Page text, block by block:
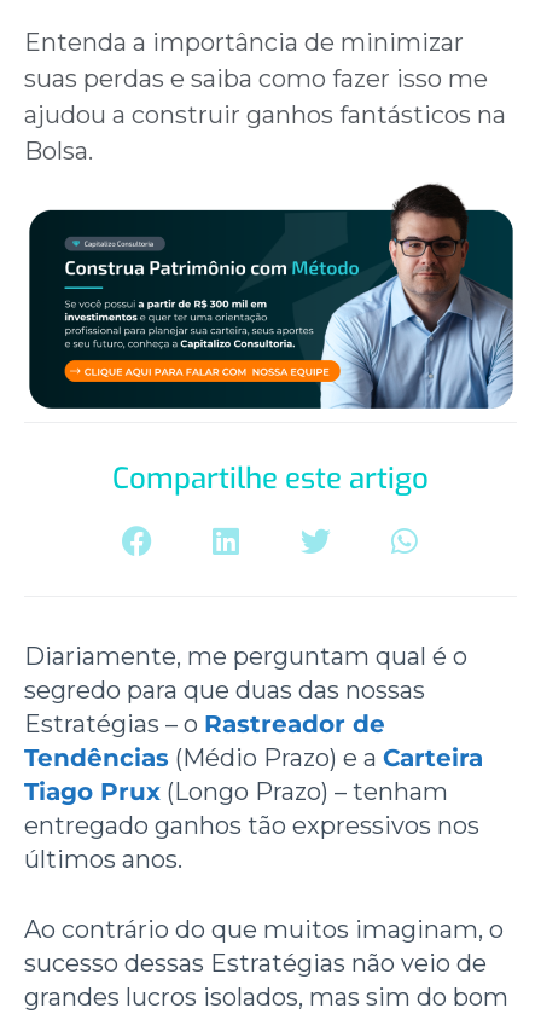
Entenda a importância de minimizar
suas perdas e saiba como fazer isso me
ajudou a construir ganhos fantásticos na
Bolsa.
Compartilhe este artigo
Diariamente, me perguntam qual é o
segredo para que duas das nossas
Estratégias – o Rastreador de
Tendências (Médio Prazo) e a Carteira
Tiago Prux (Longo Prazo) – tenham
entregado ganhos tão expressivos nos
últimos anos.
Ao contrário do que muitos imaginam, o
sucesso dessas Estratégias não veio de
grandes lucros isolados, mas sim do bom